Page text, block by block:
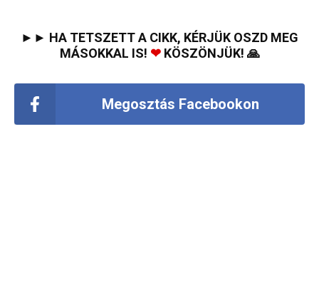
►► HA TETSZETT A CIKK, KÉRJÜK OSZD MEG
MÁSOKKAL IS! ❤KÖSZÖNJÜK! 🙏
Megosztás Facebookon